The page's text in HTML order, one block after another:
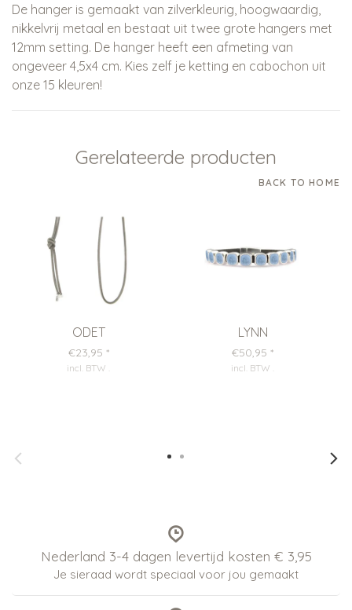
De hanger is gemaakt van zilverkleurig, hoogwaardig,
nikkelvrij metaal en bestaat uit twee grote hangers met
12mm setting. De hanger heeft een afmeting van
ongeveer 4,5x4 cm. Kies zelf je ketting en cabochon uit
onze 15 kleuren!
Gerelateerde producten
BACK TO HOME
ODET
€23,95 *
incl. BTW
LYNN
€50,95 *
incl. BTW
Nederland 3-4 dagen levertijd kosten € 3,95
Je sieraad wordt speciaal voor jou gemaakt